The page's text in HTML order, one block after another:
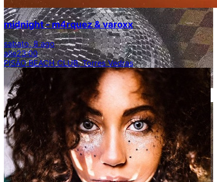
midnight - m4rquez & varoxx
sabato, 8 ago
alle23:00
PISÃO BEACH CLUB, Torres Vedras